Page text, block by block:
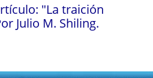
"La traición
Julio M. Shiling.